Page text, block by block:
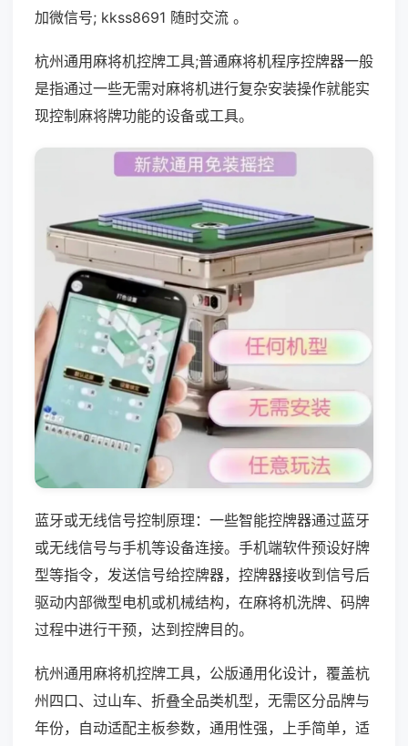
加微信号; kkss8691 随时交流 。
杭州通用麻将机控牌工具;普通麻将机程序控牌器一般
是指通过一些无需对麻将机进行复杂安装操作就能实
现控制麻将牌功能的设备或工具。
蓝牙或无线信号控制原理：一些智能控牌器通过蓝牙
或无线信号与手机等设备连接。手机端软件预设好牌
型等指令，发送信号给控牌器，控牌器接收到信号后
驱动内部微型电机或机械结构，在麻将机洗牌、码牌
过程中进行干预，达到控牌目的。
杭州通用麻将机控牌工具，公版通用化设计，覆盖杭
州四口、过山车、折叠全品类机型，无需区分品牌与
年份，自动适配主板参数，通用性强，上手简单，适